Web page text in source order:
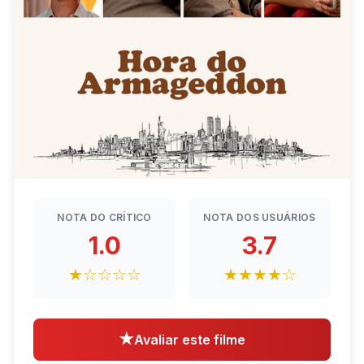
NOTA DO CRÍTICO
1.0
★☆☆☆☆
NOTA DOS USUÁRIOS
3.7
★★★★☆
★Avaliar este filme